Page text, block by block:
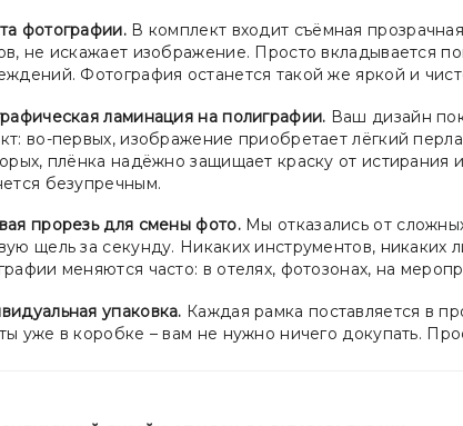
фотографии.В комплект входит съёмная
не искажает изображение. Просто вкладывается
Фотография останется такой же яркой и
ламинация на полиграфии. Ваш дизайн
во-первых, изображение приобретает лёгкий
плёнка надёжно защищает краску от истирания
безупречным.
прорезь для смены фото.Мы отказались от
щель за секунду. Никаких инструментов,
меняются часто: в отелях, фотозонах, на
упаковка. Каждая рамка поставляется в
уже в коробке – вам не нужно ничего докупать.